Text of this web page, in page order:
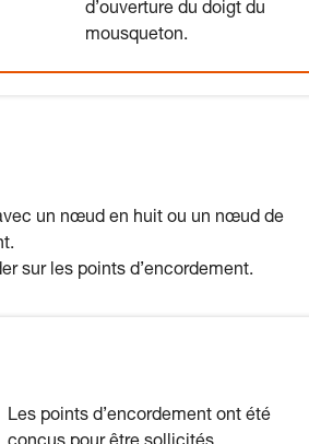
d’ouverture du doigt du
mousqueton.
un nœud en huit ou un nœud de
sur les points d’encordement.
Les points d’encordement ont été